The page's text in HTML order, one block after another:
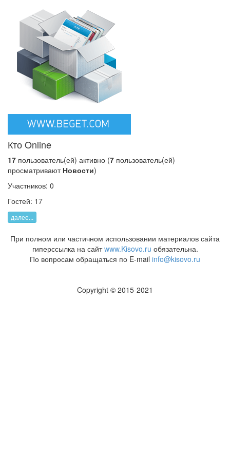
Кто Online
17 пользователь(ей) активно (7 пользователь(ей)
просматривают Новости)
Участников: 0
Гостей: 17
далее...
При полном или частичном использовании материалов сайта
гиперссылка на сайтwww.Kisovo.ru обязательна.
По вопросам обращаться по E-mail info@kisovo.ru
Copyright © 2015-2021